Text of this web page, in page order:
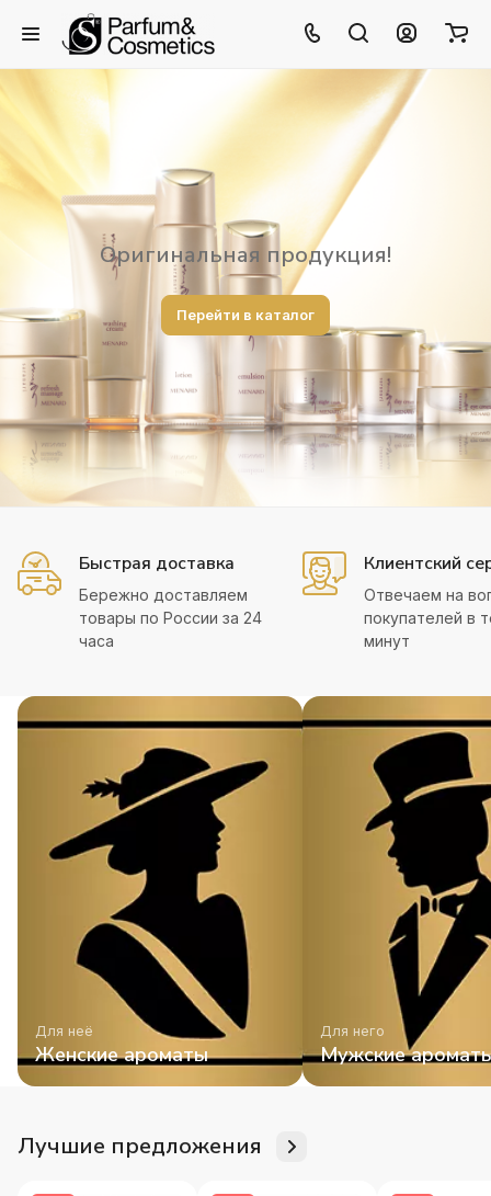
Оригинальная продукция!
Перейти в каталог
Быстрая доставка
Бережно доставляем
товары по России за 24
часа
Клиентский
Отвечаем на
покупателей в
минут
Для неё
Женские ароматы
Для него
Мужские
Лучшие предложения